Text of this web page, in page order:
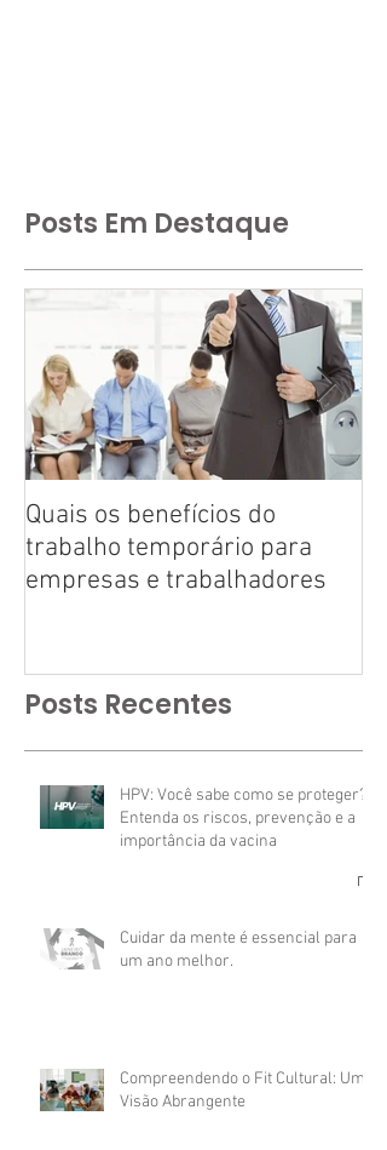
Posts Em Destaque
Quais os benefícios do
trabalho temporário para
empresas e trabalhadores
Posts Recentes
HPV: Você sabe como se proteger?
Entenda os riscos, prevenção e a
importância da vacina
Cuidar da mente é essencial para
um ano melhor.
Compreendendo o Fit Cultural: Uma
Visão Abrangente